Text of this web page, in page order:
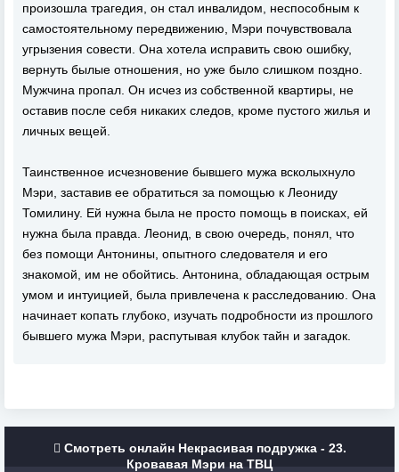
произошла трагедия, он стал инвалидом, неспособным к
самостоятельному передвижению, Мэри почувствовала
угрызения совести. Она хотела исправить свою ошибку,
вернуть былые отношения, но уже было слишком поздно.
Мужчина пропал. Он исчез из собственной квартиры, не
оставив после себя никаких следов, кроме пустого жилья и
личных вещей.
Таинственное исчезновение бывшего мужа всколыхнуло
Мэри, заставив ее обратиться за помощью к Леониду
Томилину. Ей нужна была не просто помощь в поисках, ей
нужна была правда. Леонид, в свою очередь, понял, что
без помощи Антонины, опытного следователя и его
знакомой, им не обойтись. Антонина, обладающая острым
умом и интуицией, была привлечена к расследованию. Она
начинает копать глубоко, изучать подробности из прошлого
бывшего мужа Мэри, распутывая клубок тайн и загадок.
Смотреть онлайн Некрасивая подружка - 23.
Кровавая Мэри на ТВЦ